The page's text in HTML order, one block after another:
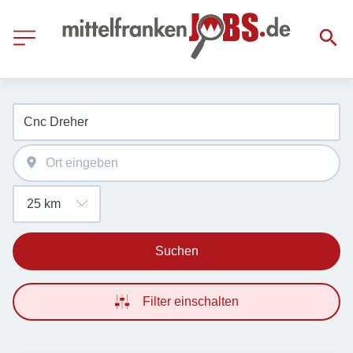
Suchen
Filter einschalten